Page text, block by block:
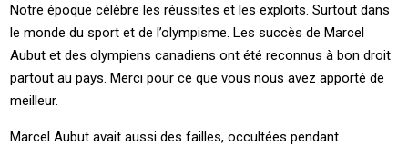
Notre époque célèbre les réussites et les exploits. Surtout dans
le monde du sport et de l’olympisme. Les succès de Marcel
Aubut et des olympiens canadiens ont été reconnus à bon droit
partout au pays. Merci pour ce que vous nous avez apporté de
meilleur.
Marcel Aubut avait aussi des failles, occultées pendant